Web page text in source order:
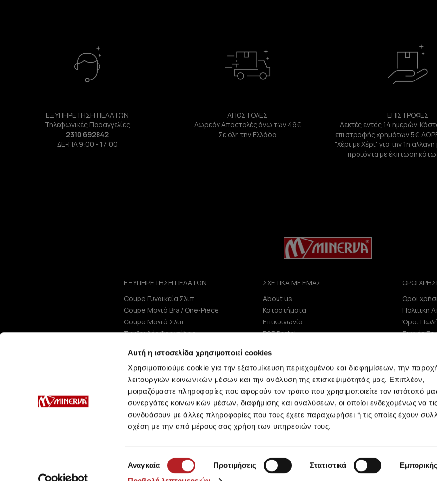
Αυτή η ιστοσελίδα χρησιμοποιεί cookies
Χρησιμοποιούμε cookie για την εξατομίκευση περιεχομένου και διαφημίσεων, την
λειτουργιών κοινωνικών μέσων και την ανάλυση της επισκεψιμότητάς μας. Επιπλέον,
μοιραζόμαστε πληροφορίες που αφορούν τον τρόπο που χρησιμοποιείτε τον ιστότοπό
συνεργάτες κοινωνικών μέσων, διαφήμισης και αναλύσεων, οι οποίοι ενδεχομένως να
συνδυάσουν με άλλες πληροφορίες που τους έχετε παραχωρήσει ή τις οποίες έχουν
σχέση με την από μέρους σας χρήση των υπηρεσιών τους.
συγκατάθεσης
Αναγκαία Προτιμήσεις Στατιστικά
ΕΞΥΠΗΡΕΤΗΣΗ ΠΕΛΑΤΩΝ
Τηλεφωνικές Παραγγελίες
2310 692842
ΔΕ-ΠΑ 9:00 - 17:00
ΑΠΟΣΤΟΛΕΣ
Δωρεάν Αποστολές άνω των 49€
Σε όλη την Ελλάδα
ΕΠΙΣΤΡΟΦΕΣ
Δεκτές εντός 14 ημερών.
επιστροφής χρημάτων 5€.
"Χέρι με Χέρι" για την 1η
προϊόντα με έκπτωση
ΕΞΥΠΗΡΕΤΗΣΗ ΠΕΛΑΤΩΝ
Coupe Γυναικεία Σλιπ
Coupe Μαγιό Bra / One-Piece
Coupe Μαγιό Σλιπ
Συμβουλές Φροντίδας
ΣΧΕΤΙΚΑ ΜΕ ΕΜΑΣ
About us
Καταστήματα
Επικοινωνία
B2B Portal
ΑΝΑΚΟΙΝΩΣΕΙΣ ΧΑΑ
Εταιρεία
ΟΡΟΙ
Οροι
Πολιτική
Όροι
Συχνές
Minerva © 2009 - 2026 Minerva, All rights reserved.